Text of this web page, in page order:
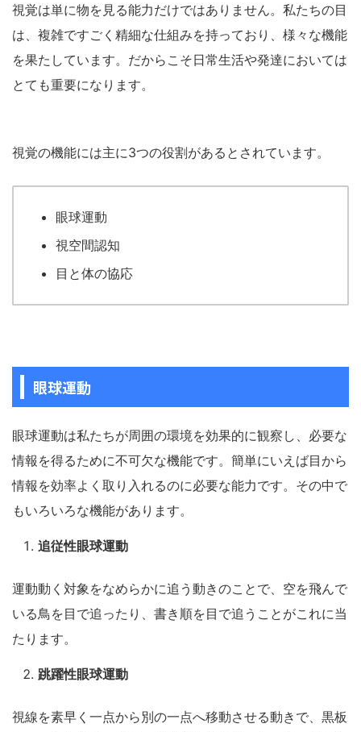
視覚は単に物を見る能力だけではありません。私たちの目
は、複雑ですごく精細な仕組みを持っており、様々な機能
を果たしています。だからこそ日常生活や発達においては
とても重要になります。
視覚の機能には主に3つの役割があるとされています。
眼球運動
視空間認知
目と体の協応
眼球運動
眼球運動は私たちが周囲の環境を効果的に観察し、必要な
情報を得るために不可欠な機能です。簡単にいえば目から
情報を効率よく取り入れるのに必要な能力です。その中で
もいろいろな機能があります。
追従性眼球運動
運動動く対象をなめらかに追う動きのことで、空を飛んで
いる鳥を目で追ったり、書き順を目で追うことがこれに当
たります。
跳躍性眼球運動
視線を素早く一点から別の一点へ移動させる動きで、黒板